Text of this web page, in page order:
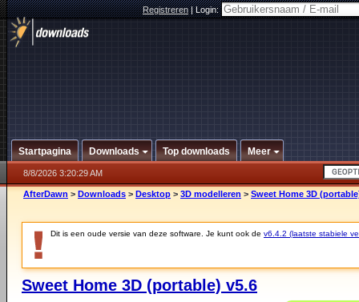
Registreren|Login:
Startpagina Downloads Top downloads Meer
8/8/2026 3:20:29 AM
AfterDawn > Downloads > Desktop > 3D modelleren > Sweet Home 3D
Dit is een oude versie van deze software. Je kunt ook de v6.4.2 (laatste stabiele
Sweet Home 3D (portable) v5.6